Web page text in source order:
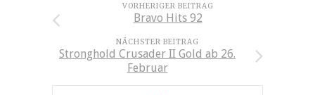
VORHERIGER BEITRAG
Bravo Hits 92
NÄCHSTER BEITRAG
Stronghold Crusader II Gold ab 26.
Februar